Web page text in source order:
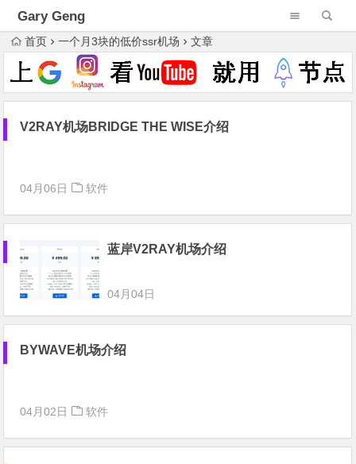
Gary Geng
首页 一个月3块的低价ssr机场 文章
V2RAY机场BRIDGE THE WISE介绍
04月06日 软件
蓝岸V2RAY机场介绍
04月04日
BYWAVE机场介绍
04月02日 软件